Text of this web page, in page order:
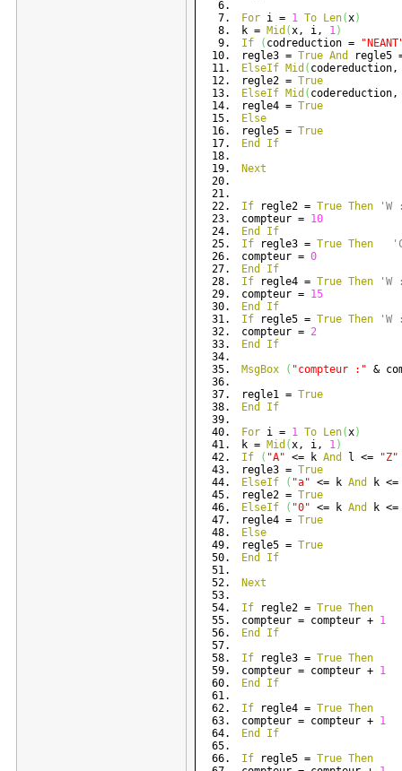
For i = 1 To Len(x)
k = Mid (x, i, 1)
If
( codreduction =
regle3 = True And
regle5
ElseIf Mid (
regle2 = True
ElseIf Mid (
regle4 = True
Else
regle5 = True
End
If
Next
If regle2 = True Then
'W
compteur = 10
End
If
If regle3 = True Then
compteur = 0
End
If
If regle4 = True Then
'W
compteur = 15
End
If
If regle5 = True Then
'W
compteur = 2
End
If
MsgBox
( "compteur :" &
regle1 = True
End
If
For i = 1 To Len(x)
k = Mid (x, i, 1)
If
( "A" <= k And l <=
"Z"
regle3 = True
ElseIf
( "a" <= k And
k
regle2 = True
ElseIf
( "0" <= k And
k
regle4 = True
Else
regle5 = True
End
If
Next
If regle2 = True Then
compteur = compteur + 1
End
If
If regle3 = True Then
compteur = compteur + 1
End
If
If regle4 = True Then
compteur = compteur + 1
End
If
If regle5 = True Then